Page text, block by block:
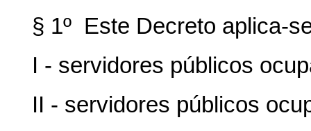
§ 1º Este Decreto aplica-
I - servidores públicos
II - servidores públicos